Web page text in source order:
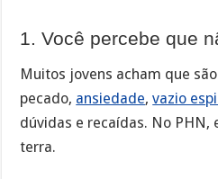
1. Você percebe que
Muitos jovens acham que
pecado, ansiedade,vazio
dúvidas e recaídas. No PHN,
terra.